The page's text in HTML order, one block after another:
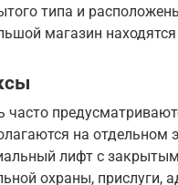
типа и
магазин
часто
на отдельном
лифт с
охраны, прислуги,